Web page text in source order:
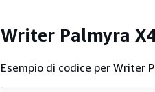
Writer Palmyra
Esempio di codice per Writer